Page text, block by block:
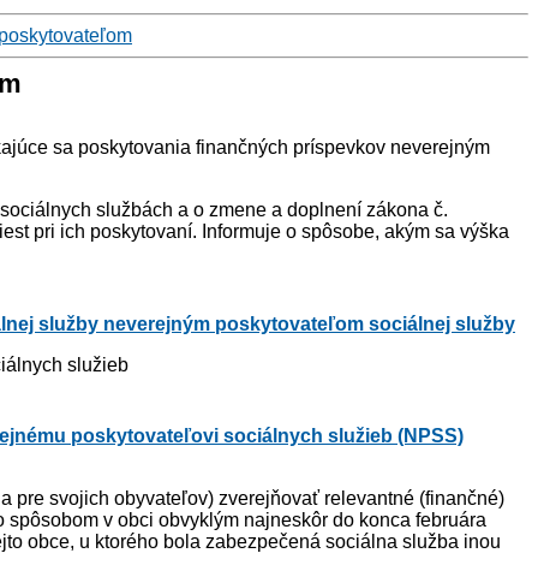
sa poskytovania finančných príspevkov neverejným
službách a o zmene a doplnení zákona č.
pri ich poskytovaní. Informuje o spôsobe, akým sa výška
služby neverejným poskytovateľom sociálnej služby
služieb
poskytovateľovi sociálnych služieb (NPSS)
pre svojich obyvateľov) zverejňovať relevantné (finančné)
v obci obvyklým najneskôr do konca februára
obce, u ktorého bola zabezpečená sociálna služba inou